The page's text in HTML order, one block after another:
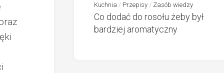
Kuchnia / Przepisy / Zasób wiedzy
Co dodać do rosołu żeby był
bardziej aromatyczny